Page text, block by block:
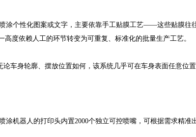
涂个性化图案或文字，主要依靠手工贴膜工艺——这些贴膜往
度依赖人工的环节转变为可重复、标准化的批量生产工艺。
车身轮廓、摆放位置如何，该系统几乎可在车身表面任意位
涂机器人的打印头内置2000个独立可控喷嘴，可根据需求精准